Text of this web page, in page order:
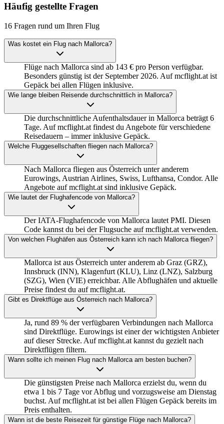
Häufig gestellte Fragen
16 Fragen rund um Ihren Flug
Was kostet ein Flug nach Mallorca?
Flüge nach Mallorca sind ab 143 € pro Person verfügbar.
Besonders günstig ist der September 2026. Auf mcflight.at ist
Gepäck bei allen Flügen inklusive.
Wie lange bleiben Reisende durchschnittlich in Mallorca?
Die durchschnittliche Aufenthaltsdauer in Mallorca beträgt 6
Tage. Auf mcflight.at findest du Angebote für verschiedene
Reisedauern – immer inklusive Gepäck.
Welche Fluggesellschaften fliegen nach Mallorca?
Nach Mallorca fliegen aus Österreich unter anderem
Eurowings, Austrian Airlines, Swiss, Lufthansa, Condor. Alle
Angebote auf mcflight.at sind inklusive Gepäck.
Wie lautet der Flughafencode von Mallorca?
Der IATA-Flughafencode von Mallorca lautet PMI. Diesen
Code kannst du bei der Flugsuche auf mcflight.at verwenden.
Von welchen Flughäfen aus Österreich kann ich nach Mallorca fliegen?
Mallorca ist aus Österreich unter anderem ab Graz (GRZ),
Innsbruck (INN), Klagenfurt (KLU), Linz (LNZ), Salzburg
(SZG), Wien (VIE) erreichbar. Alle Abflughäfen und aktuelle
Preise findest du auf mcflight.at.
Gibt es Direktflüge aus Österreich nach Mallorca?
Ja, rund 89 % der verfügbaren Verbindungen nach Mallorca
sind Direktflüge. Eurowings ist einer der wichtigsten Anbieter
auf dieser Strecke. Auf mcflight.at kannst du gezielt nach
Direktflügen filtern.
Wann sollte ich meinen Flug nach Mallorca am besten buchen?
Die günstigsten Preise nach Mallorca erzielst du, wenn du
etwa 1 bis 7 Tage vor Abflug und vorzugsweise am Dienstag
buchst. Auf mcflight.at ist bei allen Flügen Gepäck bereits im
Preis enthalten.
Wann ist die beste Reisezeit für günstige Flüge nach Mallorca?